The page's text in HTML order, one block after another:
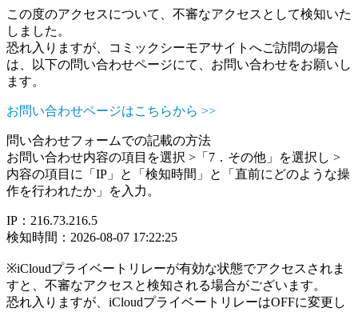
この度のアクセスについて、不審なアクセスとして検知いた
しました。
恐れ入りますが、コミックシーモアサイトへご訪問の場合
は、以下の問い合わせページにて、お問い合わせをお願いし
ます。
お問い合わせページはこちらから >>
問い合わせフォームでの記載の方法
お問い合わせ内容の項目を選択 >「7．その他」を選択し >
内容の項目に「IP」と「検知時間」と「直前にどのような操
作を行われたか」を入力。
IP：216.73.216.5
検知時間：2026-08-07 17:22:25
※iCloudプライベートリレーが有効な状態でアクセスされま
すと、不審なアクセスと検知される場合がございます。
恐れ入りますが、iCloudプライベートリレーはOFFに変更し